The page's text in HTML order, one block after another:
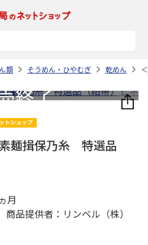
類 そうめん・ひやむぎ 乾めん
麺揖保乃糸 特選品
月
品提供者：リンベル（株）